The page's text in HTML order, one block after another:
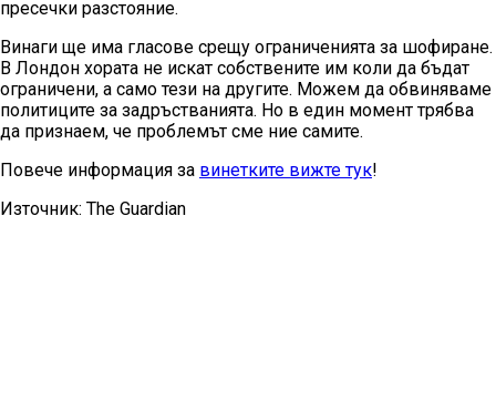
пресечки разстояние.
Винаги ще има гласове срещу ограниченията за шофиране.
В Лондон хората не искат собствените им коли да бъдат
ограничени, а само тези на другите. Можем да обвиняваме
политиците за задръстванията. Но в един момент трябва
да признаем, че проблемът сме ние самите.
Повече информация за винетките вижте тук!
Източник: The Guardian